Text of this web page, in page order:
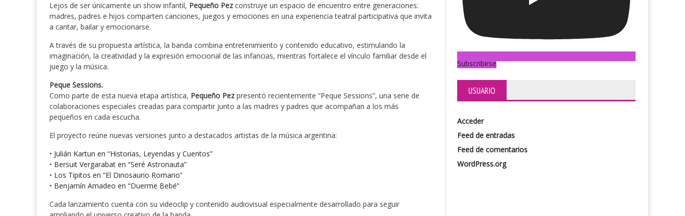
Lejos de ser únicamente un show infantil, Pequeño Pezconstruye un espacio de encuentro entre generaciones:
madres, padres e hijos comparten canciones, juegos y emociones en una experiencia teatral participativa que invita
a cantar, bailar y emocionarse.
A través de su propuesta artística, la banda combina entretenimiento y contenido educativo, estimulando la
imaginación, la creatividad y la expresión emocional de las infancias, mientras fortalece el vínculo familiar desde el
juego y la música.
Peque Sessions.
Como parte de esta nueva etapa artística, Pequeño Pezpresentó recientemente “Peque Sessions”, una serie de
colaboraciones especiales creadas para compartir junto a las madres y padres que acompañan a los más
pequeños en cada escucha.
El proyecto reúne nuevas versiones junto a destacados artistas de la música argentina:
• Julián Kartun en “Historias, Leyendas y Cuentos”
• Bersuit Vergarabat en “Seré Astronauta”
• Los Tipitos en “El Dinosaurio Romario”
• Benjamín Amadeo en “Duerme Bebé”
Cada lanzamiento cuenta con su videoclip y contenido audiovisual especialmente desarrollado para seguir
Subscribirse
USUARIO
Acceder
Feed de entradas
Feed de comentarios
WordPress.org